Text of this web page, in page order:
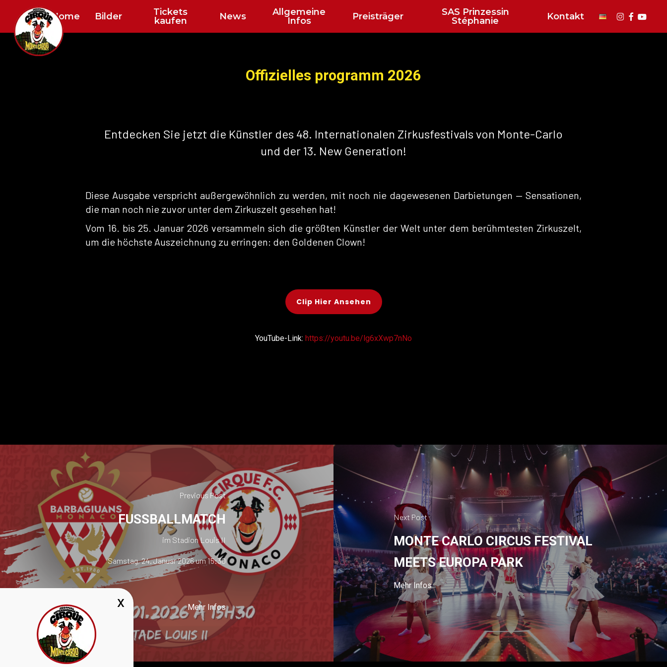
main
content
Home Bilder
Tickets
kaufen
News
Allgemeine
Infos
Preisträger
SAS Prinzessin
Stéphanie
Kontakt facebook
instagram
Offizielles programm 2026
Entdecken Sie jetzt die Künstler des 48. Internationalen Zirkusfestivals von Monte-Carlo
und der 13. New Generation!
Diese Ausgabe verspricht außergewöhnlich zu werden, mit noch nie dagewesenen Darbietungen — Sensationen,
die man noch nie zuvor unter dem Zirkuszelt gesehen hat!
Vom 16. bis 25. Januar 2026 versammeln sich die größten Künstler der Welt unter dem berühmtesten Zirkuszelt,
um die höchste Auszeichnung zu erringen: den Goldenen Clown!
Clip Hier Ansehen
YouTube-Link: https://youtu.be/lg6xXwp7nNo
Previous Post
FUSSBALLMATCH
im Stadion Louis II
Samstag, 24. Januar 2026 um 15:30
Mehr Infos
Next Post
MONTE CARLO CIRCUS FESTIVAL
MEETS EUROPA PARK
Mehr Infos